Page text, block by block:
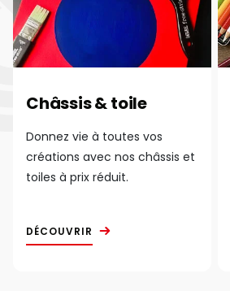
Châssis & toile
Donnez vie à toutes vos
créations avec nos châssis et
toiles à prix réduit.
DÉCOUVRIR